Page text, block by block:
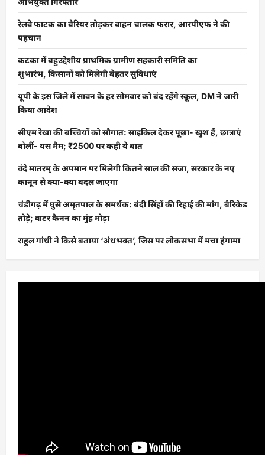
रेलवे फाटक का बैरियर तोड़कर वाहन चालक फरार, आरपीएफ ने की
पहचान
कटका में बहुउद्देशीय प्राथमिक ग्रामीण सहकारी समिति का
शुभारंभ, किसानों को मिलेगी बेहतर सुविधाएं
यूपी के इस जिले में सावन के हर सोमवार को बंद रहेंगे स्कूल, DM ने जारी
किया आदेश
सीएम रेखा की बच्चियों को सौगात: साइकिल देकर पूछा- खुश हैं, छात्राएं
बोलीं- यस मैम; ₹2500 पर कही ये बात
वंदे मातरम् के अपमान पर मिलेगी कितने साल की सजा, सरकार के नए
कानून से क्या-क्या बदल जाएगा
चंडीगढ़ में घुसे अमृतपाल के समर्थक: बंदी सिंहों की रिहाई की मांग, बैरिकेड
तोड़े; वाटर कैनन का मुंह मोड़ा
राहुल गांधी ने किसे बताया ‘अंधभक्त’, जिस पर लोकसभा में मचा हंगामा